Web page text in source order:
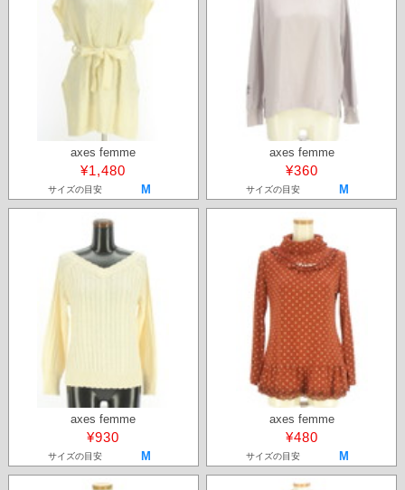
axes femme
¥1,480
サイズの目安 M
axes femme
¥360
サイズの目安 M
axes femme
¥930
サイズの目安 M
axes femme
¥480
サイズの目安 M